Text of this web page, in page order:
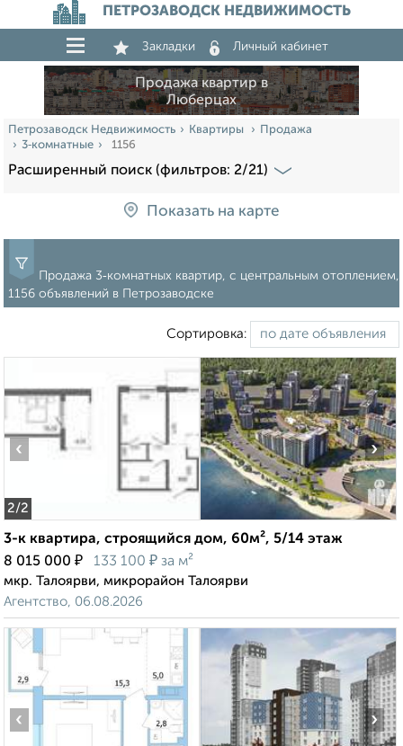
ПЕТРОЗАВОДСК НЕДВИЖИМОСТЬ
Закладки Личный кабинет
Продажа квартир в
Люберцах
Петрозаводск Недвижимость Квартиры
Продажа
3‑комнатные
1156
Расширенный поиск (фильтров: 2/21)
Показать на карте
Продажа 3‑комнатных квартир, с центральным отоплением,
1156 объявлений в Петрозаводске
Сортировка:
2/2
‹ ›
3-к квартира, строящийся дом, 60м², 5/14 этаж
8 015 000 ₽ 133 100 ₽ за м²
мкр. Талоярви, микрорайон Талоярви
Агентство, 06.08.2026
‹ ›